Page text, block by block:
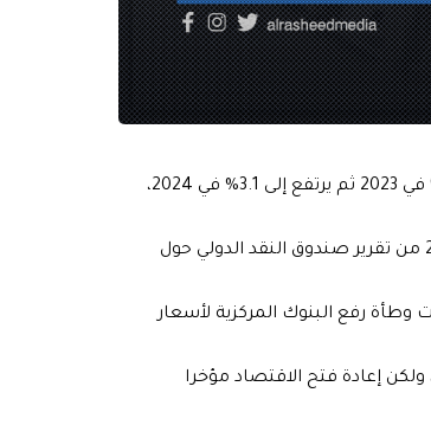
يتوقع أن ينخفض النمو العالمي من 3.4% في عام 2022 حسب التقديرات إلى 2.9% في 2023 ثم يرتفع إلى 3.1% في 2024،
وتمثل توقعات عام 2023 ارتفاعا بمقدار 0.2% عما كان متوقعا في عدد أكتوبر 2022 من تقرير صندوق النقد الدولي حول
وطأة رفع البنوك المركزية لأسعار
أدت سرعة انتشار مرض كوفيد-19 في الصين إلى إضعاف النمو في عام 2022، ولكن إعادة فتح الاقتصاد مؤخرا